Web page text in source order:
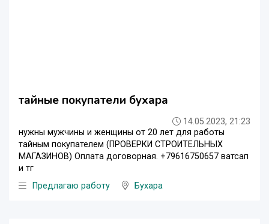
тайные покупатели бухара
14.05.2023, 21:23
нужны мужчины и женщины от 20 лет для работы
тайным покупателем (ПРОВЕРКИ СТРОИТЕЛЬНЫХ
МАГАЗИНОВ) Оплата договорная. +79616750657 ватсап
и тг
Предлагаю работу
Бухара